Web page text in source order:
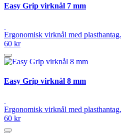
Easy Grip virknål 7 mm
Ergonomisk virknål med plasthantag.
60 kr
Easy Grip virknål 8 mm
Ergonomisk virknål med plasthantag.
60 kr